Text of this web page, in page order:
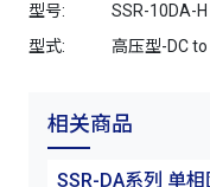
型号:
SSR-10DA-H
型式:
高压型-DC
相关商品
SSR-DA系列 单